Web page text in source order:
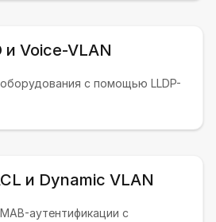
и Voice-VLAN
с помощью LLDP-
и Dynamic VLAN
аутентификации с